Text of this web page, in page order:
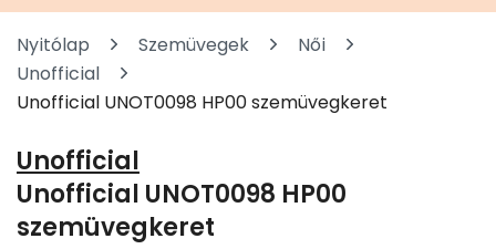
Nyitólap Szemüvegek
Női
Unofficial
Unofficial UNOT0098 HP00 szemüvegkeret
Unofficial
Unofficial UNOT0098 HP00
szemüvegkeret